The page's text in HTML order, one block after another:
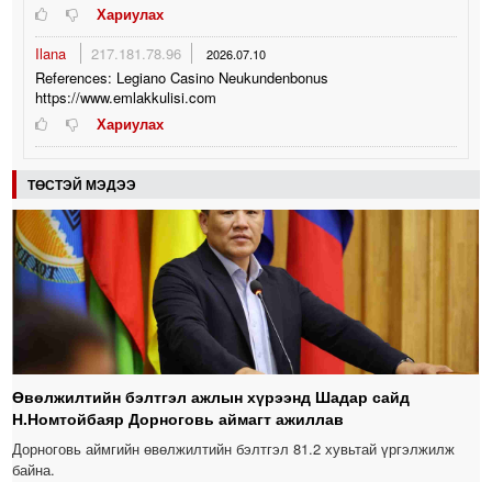
Хариулах
Ilana
217.181.78.96 2026.07.10
References: Legiano Casino Neukundenbonus
https://www.emlakkulisi.com
Хариулах
ТӨСТЭЙ МЭДЭЭ
Өвөлжилтийн бэлтгэл ажлын хүрээнд Шадар сайд
Н.Номтойбаяр Дорноговь аймагт ажиллав
Дорноговь аймгийн өвөлжилтийн бэлтгэл 81.2 хувьтай үргэлжилж
байна.